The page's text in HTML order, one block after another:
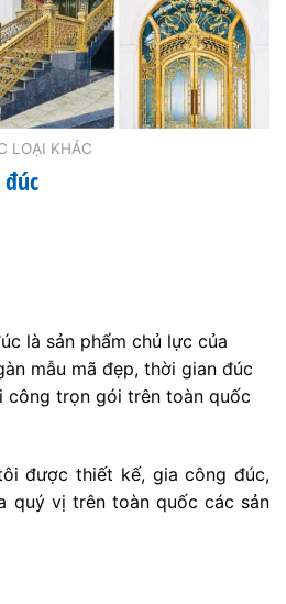
LOẠI KHÁC
là sản phẩm chủ lực của
mẫu mã đẹp, thời gian đúc
công trọn gói trên toàn quốc
được thiết kế, gia công đúc,
quý vị trên toàn quốc các sản